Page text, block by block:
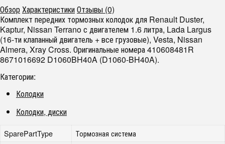
ОбзорХарактеристикиОтзывы (0)
Комплект передних тормозных колодок для Renault Duster,
Kaptur, Nissan Terrano с двигателем 1.6 литра, Lada Largus
(16-ти клапанный двигатель + все грузовые), Vesta, Nissan
Almera, Xray Cross. Оригинальные номера 410608481R
8671016692 D1060BH40A (D1060-BH40A).
Категории:
Колодки
Колодки, диски
SparePartType
Тормозная система